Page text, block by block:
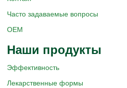
Часто задаваемые вопросы
OEM
Наши продукты
Эффективность
Лекарственные формы